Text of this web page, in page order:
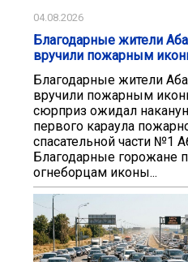
04.08.2026
Благодарные жители
вручили пожарным
Благодарные жители
вручили пожарным
сюрприз ожидал
первого караула
спасательной части №1
Благодарные горожане
огнеборцам иконы...